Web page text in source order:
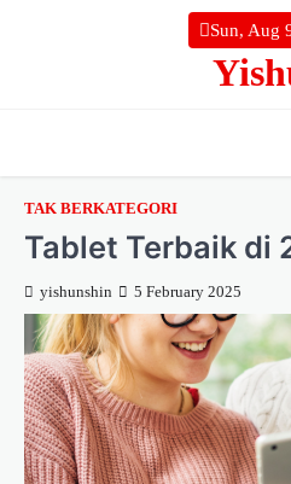
Sun, Aug
TAK BERKATEGORI
Tablet Terbaik di
yishunshin 5 February 2025